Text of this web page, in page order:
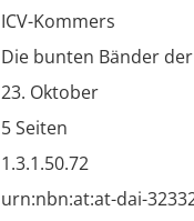
ICV-Kommers
Die bunten Bänder
23. Oktober
5 Seiten
1.3.1.50.72
urn:nbn:at:at-dai-